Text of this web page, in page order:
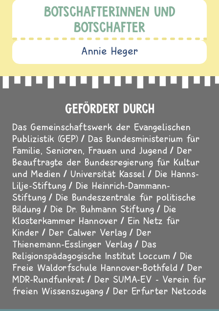
BOTSCHAFTERINNEN UND
BOTSCHAFTER
Annie Heger
GEFÖRDERT DURCH
Das Gemeinschaftswerk der Evangelischen
Publizistik (GEP)
Das Bundesministerium für
Familie, Senioren, Frauen und Jugend
Der
Beauftragte der Bundesregierung für Kultur
und Medien
Universität Kassel
Die Hanns-
Lilje-Stiftung
Die Heinrich-Dammann-
Stiftung
Die Bundeszentrale für politische
Bildung
Die Dr. Buhmann Stiftung
Die
Klosterkammer Hannover
Ein Netz für
Kinder
Der Calwer Verlag
Der
Thienemann-Esslinger Verlag
Das
Religionspädagogische Institut Loccum
Die
Freie Waldorfschule Hannover-Bothfeld
Der
MDR-Rundfunkrat
Der SUMA-EV - Verein für
freien Wissenszugang
Der Erfurter Netcode